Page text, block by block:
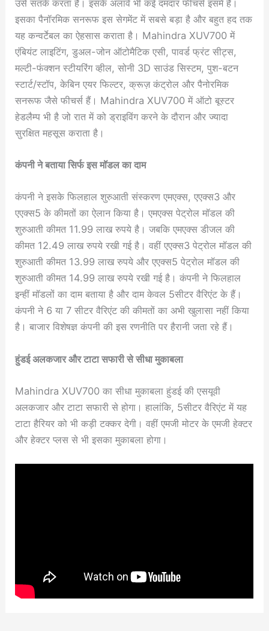
उसे सतर्क करता है। इसके अलावे भी कई दमदार फीचर्स इसमें हैं।
इसका पैनॉरमिक सनरूफ इस सेगमेंट में सबसे बड़ा है और बहुत हद तक
यह कन्वर्टेबल का ऐहसास कराता है। Mahindra XUV700 में
एंबियंट लाइटिंग, डुअल-जोन ऑटोमैटिक एसी, पावर्ड फ्रंट सीट्स,
मल्टी-फंक्शन स्टीयरिंग व्हील, सोनी 3D साउंड सिस्टम, पुश-बटन
स्टार्ट/स्टॉप, केबिन एयर फिल्टर, क्रूज़ कंट्रोल और पैनोरमिक
सनरूफ जैसे फीचर्स हैं। Mahindra XUV700 में ऑटो बूस्टर
हेडलैम्प भी है जो रात में को ड्राइविंग करने के दौरान और ज्यादा
सुरक्षित महसूस कराता है।
कंपनी ने बताया सिर्फ इस मॉडल का दाम
कंपनी ने इसके फिलहाल शुरुआती संस्करण एमएक्स, एएक्स3 और
एएक्स5 के कीमतों का ऐलान किया है। एमएक्स पेट्रोल मॉडल की
शुरुआती कीमत 11.99 लाख रुपये है। जबकि एमएक्स डीजल की
कीमत 12.49 लाख रुपये रखी गई है। वहीं एएक्स3 पेट्रोल मॉडल की
शुरुआती कीमत 13.99 लाख रुपये और एएक्स5 पेट्रोल मॉडल की
शुरुआती कीमत 14.99 लाख रुपये रखी गई है। कंपनी ने फिलहाल
इन्हीं मॉडलों का दाम बताया है और दाम केवल 5सीटर वैरिएंट के हैं।
कंपनी ने 6 या 7 सीटर वैरिएंट की कीमतों का अभी खुलासा नहीं किया
है। बाजार विशेषज्ञ कंपनी की इस रणनीति पर हैरानी जता रहे हैं।
हुंडई अलकजार और टाटा सफारी से सीधा मुकाबला
Mahindra XUV700 का सीधा मुकाबला हुंडई की एसयूवी
अलकजार और टाटा सफारी से होगा। हालांकि, 5सीटर वैरिएंट में यह
टाटा हैरियर को भी कड़ी टक्कर देगी। वहीं एमजी मोटर के एमजी हेक्टर
और हेक्टर प्लस से भी इसका मुकाबला होगा।